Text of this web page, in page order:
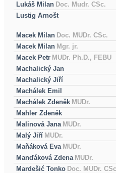
Lukáš Milan Doc. Mudr. CSc.
Lustig Arnošt
Macek Milan Doc. MUDr. CSc.
Macek Milan Mgr. jr.
Macek Petr MUDr. Ph.D., FEBU
Machalický Jan
Machalický Jiří
Machálek Emil
Machálek Zdeněk MUDr.
Mahler Zdeněk
Malinová Jana MUDr.
Malý Jiří MUDr.
Maňáková Eva MUDr.
Manďáková Zdena MUDr.
Mardešić Tonko Doc. MUDr.